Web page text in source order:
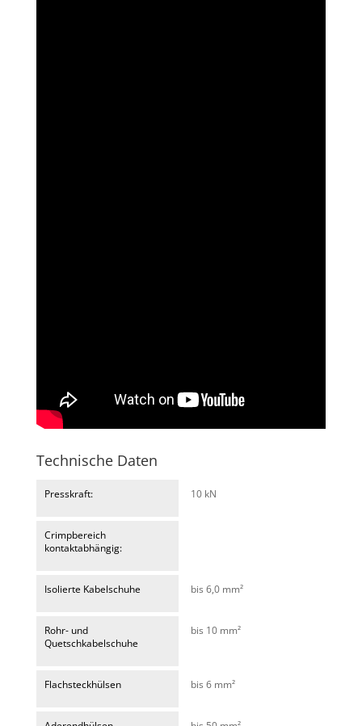
Technische Daten
Presskraft: 10 kN
Crimpbereich
kontaktabhängig:
Isolierte Kabelschuhe bis 6,0 mm²
Rohr- und
Quetschkabelschuhe
bis 10 mm²
Flachsteckhülsen bis 6 mm²